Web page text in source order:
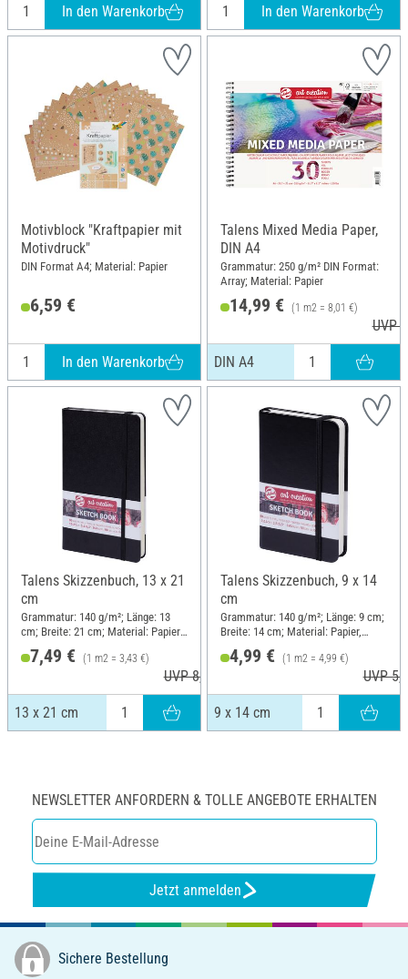
In den Warenkorb In den Warenkorb
Motivblock "Kraftpapier mit
Motivdruck"
DIN Format A4; Material: Papier
6,59 €
In den Warenkorb
Talens Mixed Media Paper,
DIN A4
Grammatur: 250 g/m² DIN Format:
Array; Material: Papier
14,99 € (1 m2 = 8,01 €)
UVP
DIN A4
Talens Skizzenbuch, 13 x 21
cm
Grammatur: 140 g/m²; Länge: 13
cm; Breite: 21 cm; Material: Papier,
7,49 € (1 m2 = 3,43 €)
UVP 8,65 €
13 x 21 cm
Talens Skizzenbuch, 9 x 14
cm
Grammatur: 140 g/m²; Länge: 9 cm;
Breite: 14 cm; Material: Papier,
4,99 € (1 m2 = 4,99 €)
UVP
9 x 14 cm
NEWSLETTER ANFORDERN & TOLLE ANGEBOTE ERHALTEN
Jetzt anmelden
Sichere Bestellung